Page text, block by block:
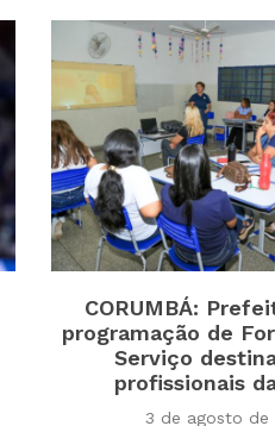
CORUMBÁ:
programação de
Serviço
profissionais
3 de agosto de